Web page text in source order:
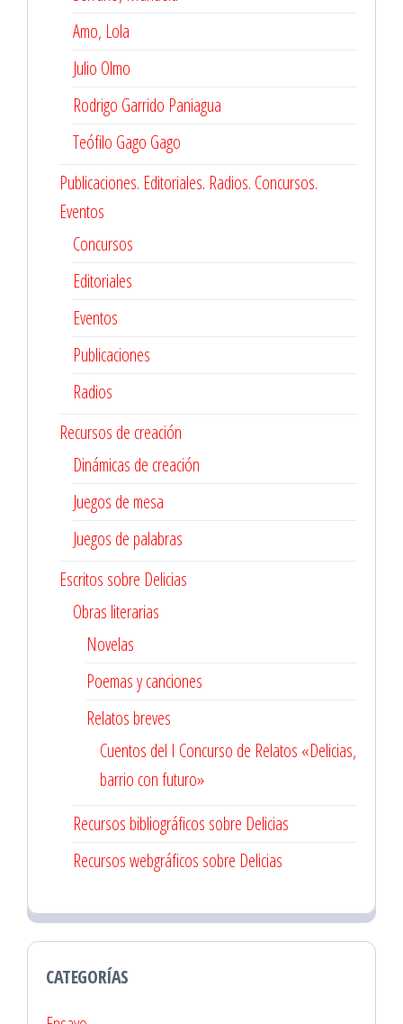
Amo, Lola
Julio Olmo
Rodrigo Garrido Paniagua
Teófilo Gago Gago
Publicaciones. Editoriales. Radios. Concursos.
Eventos
Concursos
Editoriales
Eventos
Publicaciones
Radios
Recursos de creación
Dinámicas de creación
Juegos de mesa
Juegos de palabras
Escritos sobre Delicias
Obras literarias
Novelas
Poemas y canciones
Relatos breves
Cuentos del I Concurso de Relatos «Delicias,
barrio con futuro»
Recursos bibliográficos sobre Delicias
Recursos webgráficos sobre Delicias
CATEGORÍAS